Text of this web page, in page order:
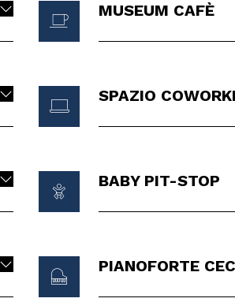
MUSEUM CAFÈ
SPAZIO
BABY PIT-STOP
PIANOFORTE